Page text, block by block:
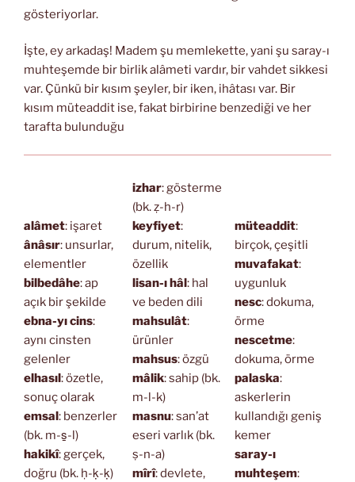
gösteriyorlar.
İşte, ey arkadaş! Madem şu memlekette, yani şu saray-ı
muhteşemde bir birlik alâmeti vardır, bir vahdet sikkesi
var. Çünkü bir kısım şeyler, bir iken, ihâtası var. Bir
kısım müteaddit ise, fakat birbirine benzediği ve her
tarafta bulunduğu
alâmet: işaret
ânâsır: unsurlar,
elementler
bilbedâhe: ap
açık bir şekilde
ebna-yı cins:
aynı cinsten
gelenler
elhasıl : özetle,
sonuç olarak
emsal : benzerler
(bk. m-s̱-l)
hakikî: gerçek,
doğru (bk. ḥ-ḳ-ḳ)
izhar: gösterme
(bk. ẓ-h-r)
keyfiyet:
durum, nitelik,
özellik
lisan-ı hâl : hal
ve beden dili
mahsulât:
ürünler
mahsus: özgü
mâlik: sahip (bk.
m-l-k)
masnu: san’at
eseri varlık (bk.
ṣ-n-a)
mîrî: devlete,
müteaddit:
birçok, çeşitli
muvafakat:
uygunluk
nesc: dokuma,
örme
nescetme:
dokuma, örme
palaska:
askerlerin
kullandığı geniş
kemer
saray-ı
muhteşem: